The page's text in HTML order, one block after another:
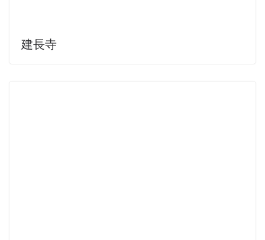
建長寺